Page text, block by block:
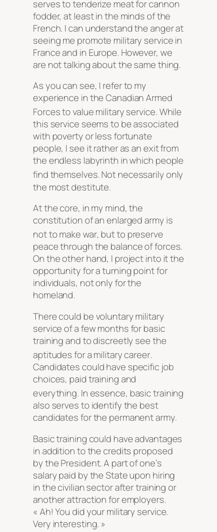
serves to tenderize meat for cannon
fodder, at least in the minds of the
French. I can understand the anger at
seeing me promote military service in
France and in Europe. However, we
are not talking about the same thing.
As you can see, I refer to my
experience in the Canadian Armed
Forces to value military service. While
this service seems to be associated
with poverty or less fortunate
people, I see it rather as an exit from
the endless labyrinth in which people
find themselves. Not necessarily only
the most destitute.
At the core, in my mind, the
constitution of an enlarged army is
not to make war, but to preserve
peace through the balance of forces.
On the other hand, I project into it the
opportunity for a turning point for
individuals, not only for the
homeland.
There could be voluntary military
service of a few months for basic
training and to discreetly see the
aptitudes for a military career.
Candidates could have specific job
choices, paid training and
everything. In essence, basic training
also serves to identify the best
candidates for the permanent army.
Basic training could have advantages
in addition to the credits proposed
by the President. A part of one’s
salary paid by the State upon hiring
in the civilian sector after training or
another attraction for employers.
« Ah! You did your military service.
Very interesting. »